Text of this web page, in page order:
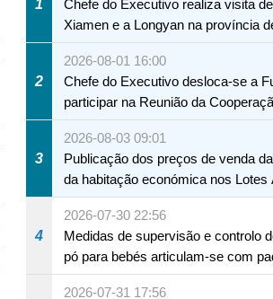
1
Chefe do Executivo realiza visita
Xiamen e a Longyan na província
2
2026-08-01 16:00
Chefe do Executivo desloca-se a
participar na Reunião da
Macau
3
2026-08-03 09:01
Publicação dos preços de venda
da habitação económica nos Lotes
A12 da Zona A dos Novos Aterros
4
2026-07-30 22:56
Medidas de supervisão e controlo
pó para bebés articulam-se com
internacionais Serviços
2026-07-31 17:56